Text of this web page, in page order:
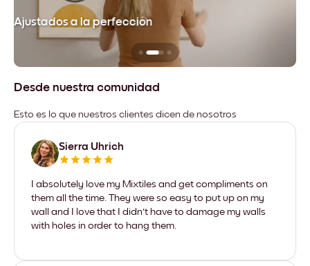
Ajustados a la perfección
Desde nuestra comunidad
Esto es lo que nuestros clientes dicen de nosotros
Sierra Uhrich
I absolutely love my Mixtiles and get compliments on
them all the time. They were so easy to put up on my
wall and I love that I didn't have to damage my walls
with holes in order to hang them.